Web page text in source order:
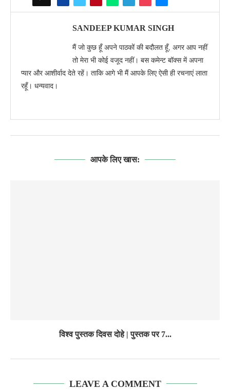
SANDEEP KUMAR SINGH
मैं जो कुछ हूँ अपने पाठकों की बदौलत हूँ, अगर आप नहीं
तो मेरा भी कोई वजूद नहीं। बस कमेन्ट बॉक्स में अपना
प्यार और आशीर्वाद देते रहें। ताकि आगे भी मैं आपके लिए ऐसी ही रचनाएं लाता
रहूँ। धन्यवाद।
आपके लिए खास:
विश्व पुस्तक दिवस दोहे | पुस्तक पर 7...
LEAVE A COMMENT